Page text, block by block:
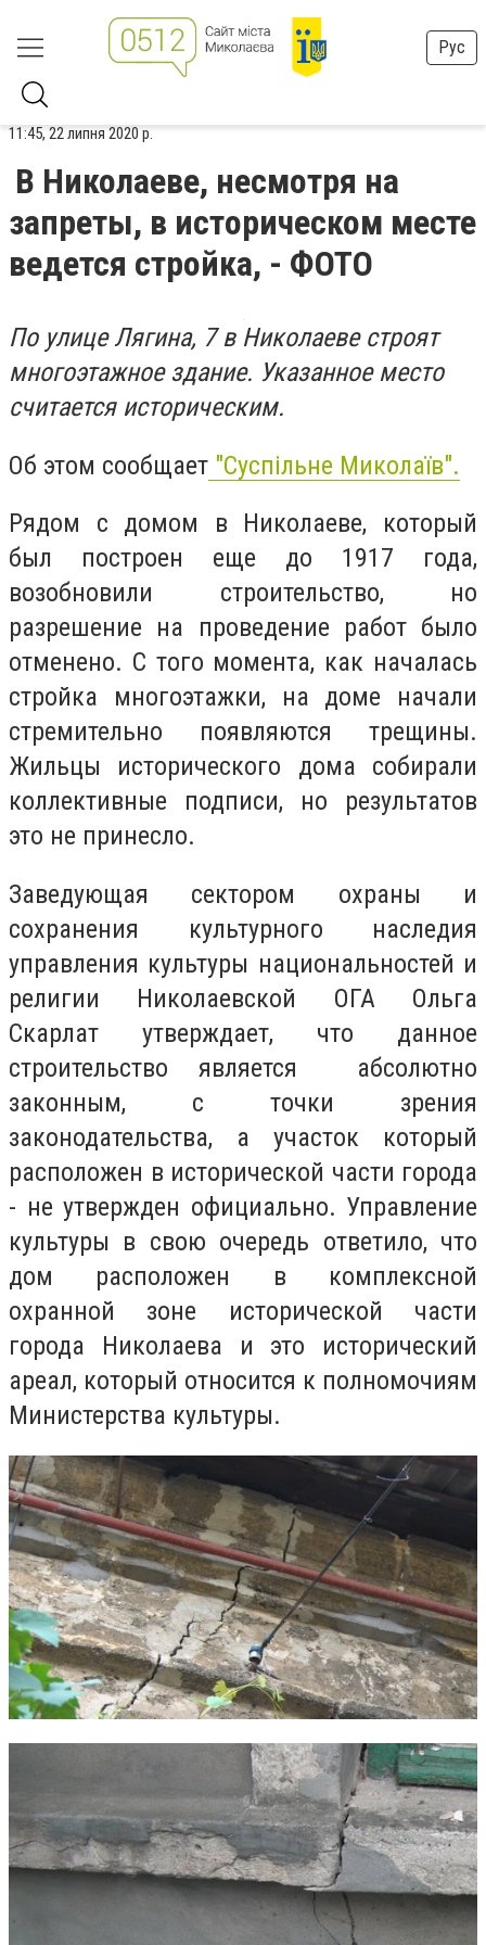
Рус
11:45, 22 липня 2020 р.
В Николаеве, несмотря на
запреты, в историческом месте
ведется стройка, - ФОТО
По улице Лягина, 7 в Николаеве строят
многоэтажное здание. Указанное место
считается историческим.
Об этом сообщает "Суспільне Миколаїв".
Рядом с домом в Николаеве, который
был построен еще до 1917 года,
возобновили строительство, но
разрешение на проведение работ было
отменено. С того момента, как началась
стройка многоэтажки, на доме начали
стремительно появляются трещины.
Жильцы исторического дома собирали
коллективные подписи, но результатов
это не принесло.
Заведующая сектором охраны и
сохранения культурного наследия
управления культуры национальностей и
религии Николаевской ОГА Ольга
Скарлат утверждает, что данное
строительство является абсолютно
законным, с точки зрения
законодательства, а участок который
расположен в исторической части города
- не утвержден официально. Управление
культуры в свою очередь ответило, что
дом расположен в комплексной
охранной зоне исторической части
города Николаева и это исторический
ареал, который относится к полномочиям
Министерства культуры.